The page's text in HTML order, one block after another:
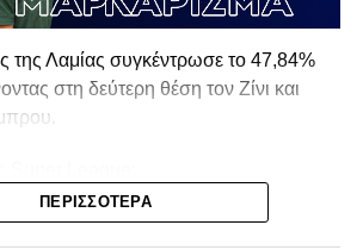
της Λαμίας συγκέντρωσε το 47,84%
στη δεύτερη θέση τον Ζίνι και
τα αποτελέσματα του
ΠΕΡΙΣΣΌΤΕΡΑ